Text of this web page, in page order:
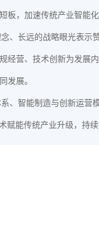
，加速传统产业智能化
、长远的战略眼光表示
经营、技术创新为发展
发展。
、智能制造与创新运营
能传统产业升级，持续